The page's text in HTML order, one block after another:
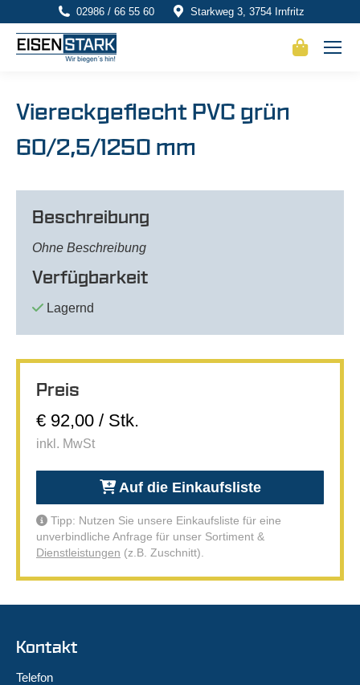
02986 / 66 55 60 Starkweg 3, 3754 Irnfritz
Viereckgeflecht PVC grün
60/2,5/1250 mm
Beschreibung
Ohne Beschreibung
Verfügbarkeit
Lagernd
Preis
€ 92,00 / Stk.
inkl. MwSt
Auf die Einkaufsliste
Tipp: Nutzen Sie unsere Einkaufsliste für eine
unverbindliche Anfrage für unser Sortiment &
Dienstleistungen (z.B. Zuschnitt).
Kontakt
Telefon